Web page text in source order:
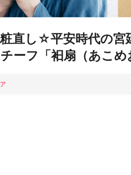
直し☆平安時代の宮
ーフ「衵扇（あこ